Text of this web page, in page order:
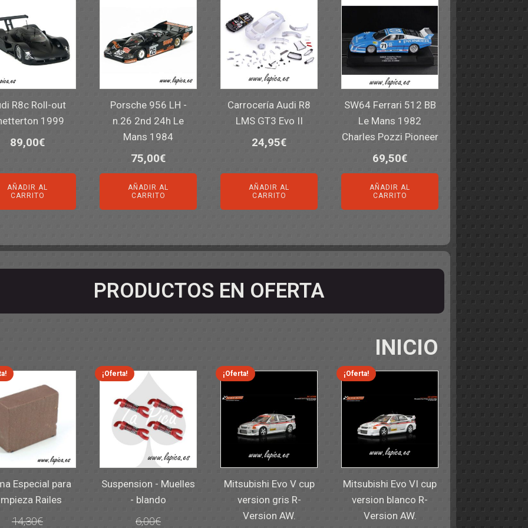
R8c Roll-out
1999
89,00€
AÑADIR AL
CARRITO
Porsche 956 LH -
n.26 2nd 24h Le
Mans 1984
75,00€
AÑADIR AL
CARRITO
Carrocería Audi R8
LMS GT3 Evo II
24,95€
AÑADIR AL
CARRITO
SW64 Ferrari 512 BB
Le Mans 1982
Charles Pozzi Pioneer
69,50€
AÑADIR AL
CARRITO
PRODUCTOS EN OFERTA
INICIO
Especial para
Railes
14,30€
¡Oferta!
Suspension - Muelles
- blando
6,00€
¡Oferta!
Mitsubishi Evo V cup
version gris R-
Version AW.
¡Oferta!
Mitsubishi Evo VI cup
version blanco R-
Version AW.